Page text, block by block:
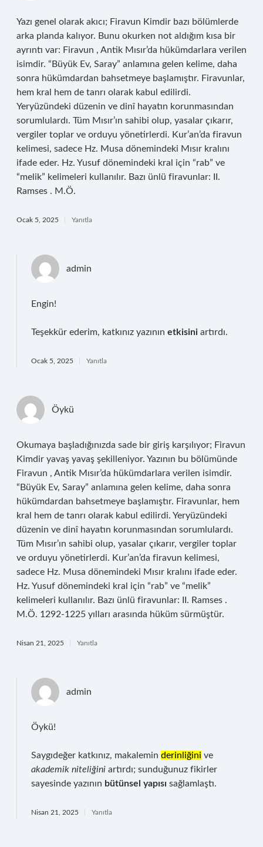
Yazı genel olarak akıcı; Firavun Kimdir bazı bölümlerde
arka planda kalıyor. Bunu okurken not aldığım kısa bir
ayrıntı var: Firavun , Antik Mısır’da hükümdarlara verilen
isimdir. “Büyük Ev, Saray” anlamına gelen kelime, daha
sonra hükümdardan bahsetmeye başlamıştır. Firavunlar,
hem kral hem de tanrı olarak kabul edilirdi.
Yeryüzündeki düzenin ve dinî hayatın korunmasından
sorumlulardı. Tüm Mısır’ın sahibi olup, yasalar çıkarır,
vergiler toplar ve orduyu yönetirlerdi. Kur’an’da firavun
kelimesi, sadece Hz. Musa dönemindeki Mısır kralını
ifade eder. Hz. Yusuf dönemindeki kral için “rab” ve
“melik” kelimeleri kullanılır. Bazı ünlü firavunlar: II.
Ramses . M.Ö.
Ocak 5, 2025 Yanıtla
admin
Engin!
Teşekkür ederim, katkınız yazının etkisini artırdı.
Ocak 5, 2025 Yanıtla
Öykü
Okumaya başladığınızda sade bir giriş karşılıyor; Firavun
Kimdir yavaş yavaş şekilleniyor. Yazının bu bölümünde
Firavun , Antik Mısır’da hükümdarlara verilen isimdir.
“Büyük Ev, Saray” anlamına gelen kelime, daha sonra
hükümdardan bahsetmeye başlamıştır. Firavunlar, hem
kral hem de tanrı olarak kabul edilirdi. Yeryüzündeki
düzenin ve dinî hayatın korunmasından sorumlulardı.
Tüm Mısır’ın sahibi olup, yasalar çıkarır, vergiler toplar
ve orduyu yönetirlerdi. Kur’an’da firavun kelimesi,
sadece Hz. Musa dönemindeki Mısır kralını ifade eder.
Hz. Yusuf dönemindeki kral için “rab” ve “melik”
kelimeleri kullanılır. Bazı ünlü firavunlar: II. Ramses .
M.Ö. 1292-1225 yılları arasında hüküm sürmüştür.
Nisan 21, 2025 Yanıtla
admin
Öykü!
Saygıdeğer katkınız, makalemin derinliğini ve
akademik niteliğini artırdı; sunduğunuz fikirler
sayesinde yazının bütünsel yapısı sağlamlaştı.
Nisan 21, 2025 Yanıtla